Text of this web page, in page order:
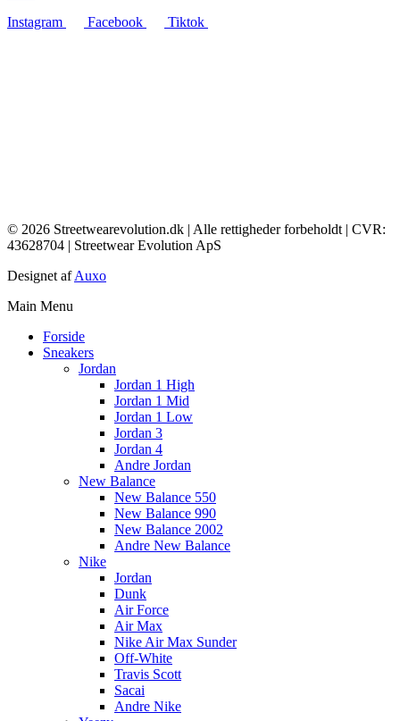
Instagram
Facebook Tiktok
© 2026 Streetwearevolution.dk | Alle rettigheder forbeholdt | CVR:
43628704 | Streetwear Evolution ApS
Designet afAuxo
Main Menu
Forside
Sneakers
Jordan
Jordan 1 High
Jordan 1 Mid
Jordan 1 Low
Jordan 3
Jordan 4
Andre Jordan
New Balance
New Balance 550
New Balance 990
New Balance 2002
Andre New Balance
Nike
Jordan
Dunk
Air Force
Air Max
Nike Air Max Sunder
Off-White
Travis Scott
Sacai
Andre Nike